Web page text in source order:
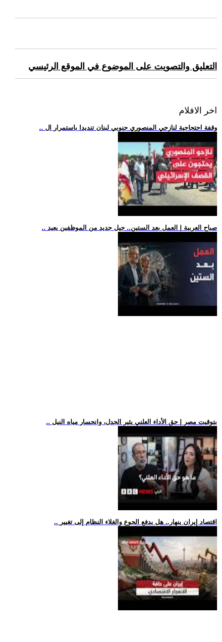
التعليق والتصويت على الموضوع في الموقع الرئيسي
اخر الافلام
.. وقفة احتجاجية لنازحي المنصوري جنوبي لبنان تنديدا باستمرار ال
.. صباح العربية | العمل بعد الستين.. جيل جديد من الموظفين يعيد
.. بتوقيت مصر | حق الأداء العلني يثير الجدل، وانحسار مياه النيل
.. اقتصاد إيران ينهار.. هل يدفع الجوع والغلاء النظام إلى تغيير